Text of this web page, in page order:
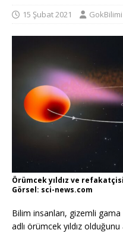
15 Şubat 2021 GokBilimi
Örümcek yıldız ve
Görsel: sci-news.com
Bilim insanları, gizemli gama
adlı örümcek yıldız olduğunu